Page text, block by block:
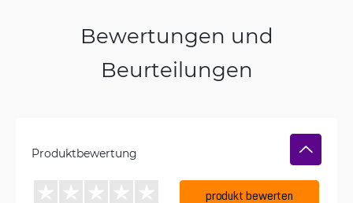
Bewertungen und
Beurteilungen
Produktbewertung
produkt bewerten